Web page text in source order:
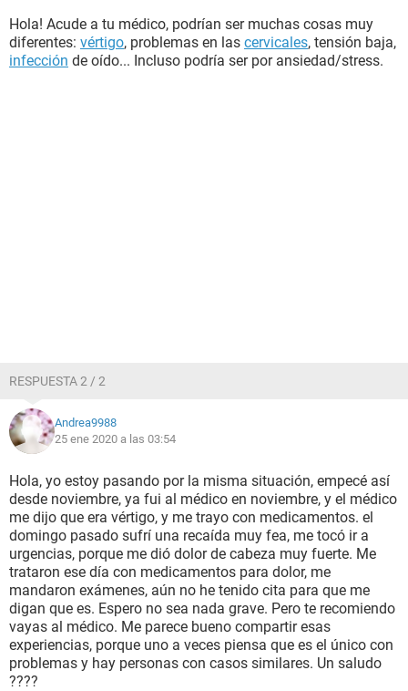
Hola! Acude a tu médico, podrían ser muchas cosas muy
diferentes: vértigo, problemas en las cervicales, tensión baja,
infección de oído... Incluso podría ser por ansiedad/stress.
RESPUESTA 2 / 2
Andrea9988
25 ene 2020 a las 03:54
Hola, yo estoy pasando por la misma situación, empecé así
desde noviembre, ya fui al médico en noviembre, y el médico
me dijo que era vértigo, y me trayo con medicamentos. el
domingo pasado sufrí una recaída muy fea, me tocó ir a
urgencias, porque me dió dolor de cabeza muy fuerte. Me
trataron ese día con medicamentos para dolor, me
mandaron exámenes, aún no he tenido cita para que me
digan que es. Espero no sea nada grave. Pero te recomiendo
vayas al médico. Me parece bueno compartir esas
experiencias, porque uno a veces piensa que es el único con
problemas y hay personas con casos similares. Un saludo
????